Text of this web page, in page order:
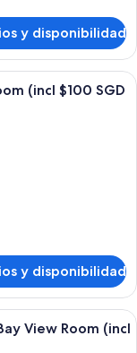
y disponibilidad
hotel con cama, sofá,
(incl $100 SGD
y disponibilidad
hotel con una cama
View Room (incl